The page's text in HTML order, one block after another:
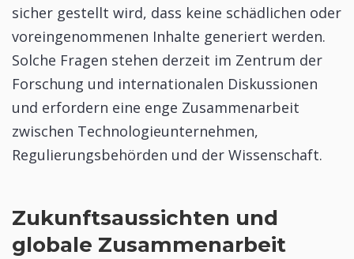
sicher gestellt wird, dass keine schädlichen oder
voreingenommenen Inhalte generiert werden.
Solche Fragen stehen derzeit im Zentrum der
Forschung und internationalen Diskussionen
und erfordern eine enge Zusammenarbeit
zwischen Technologieunternehmen,
Regulierungsbehörden und der Wissenschaft.
Zukunftsaussichten und
globale Zusammenarbeit